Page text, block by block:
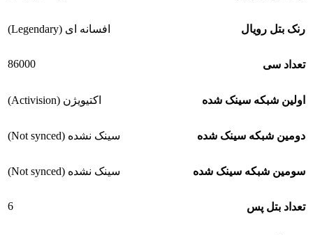
رنک بتل رویال افسانه ای (Legendary)
تعداد سی 86000
اولین شبکه سینک شده اکتیویژن (Activision)
دومین شبکه سینک شده سینک نشده (Not synced)
سومین شبکه سینک شده سینک نشده (Not synced)
تعداد بتل پس 6